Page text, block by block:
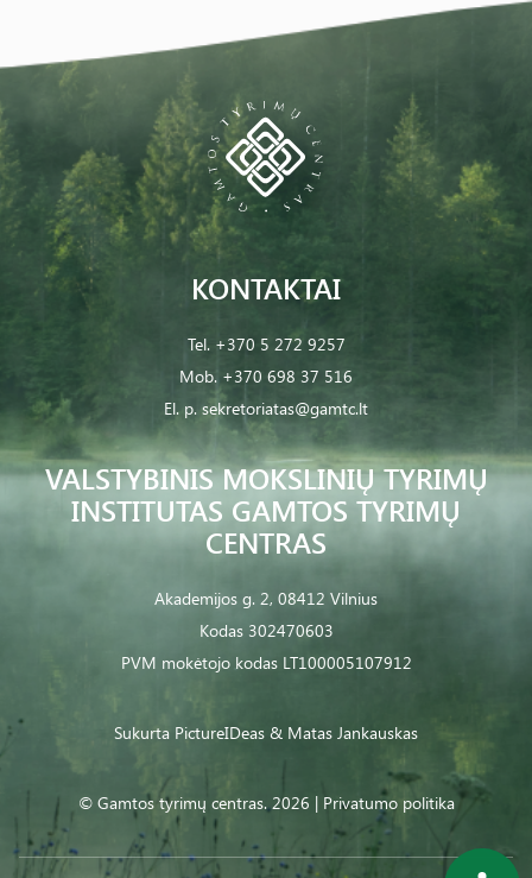
VALSTYBINIS MOKSLINIŲ TYRIMŲ
INSTITUTAS GAMTOS TYRIMŲ
CENTRAS
Akademijos g. 2, 08412 Vilnius
Kodas 302470603
PVM mokėtojo kodas LT100005107912
KONTAKTAI
Tel. +370 5 272 9257
Mob. +370 698 37 516
El. p. sekretoriatas@gamtc.lt
© Gamtos tyrimų centras. 2026 | Privatumo politika
Sukurta PictureIDeas & Matas Jankauskas